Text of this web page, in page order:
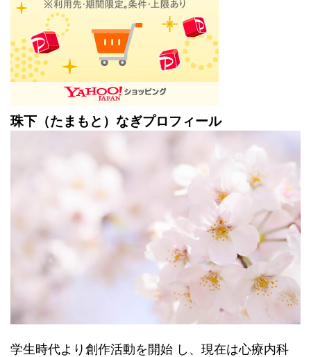
珠下（たまもと）なぎプロフィール
学生時代より創作活動を開始 し、現在は心療内科